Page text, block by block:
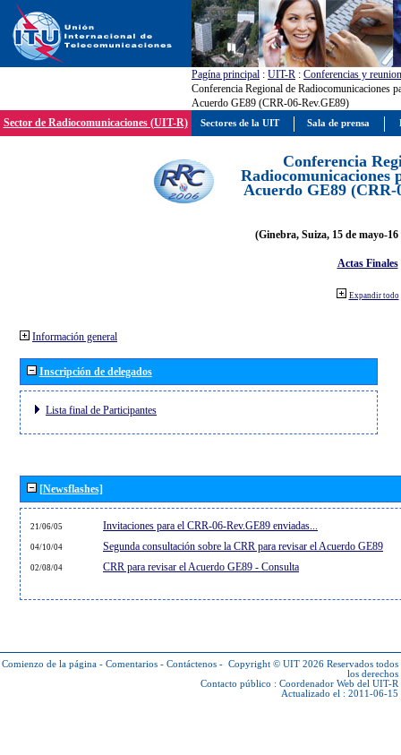
Pagína principal : UIT-R : Conferencias y
Conferencia Regional de Radiocomunicaciones
Acuerdo GE89 (CRR-06-Rev.GE89)
Sector de Radiocomunicaciones (UIT-R)
Conferencia
Radiocomunicaciones
Acuerdo GE89 (CRR-
(Ginebra, Suiza, 15 de mayo-
Actas Finales
Expandir todo
Información general
Inscripción de delegados
Lista final de Participantes
[Newsflashes]
21/06/05 Invitaciones para el CRR-06-Rev.GE89 enviadas...
04/10/04 Segunda consultación sobre la CRR para revisar el Acuerdo GE89
02/08/04 CRR para revisar el Acuerdo GE89 - Consulta
Comienzo de la página - Comentarios - Contáctenos - Copyright © UIT 2026 Reservados todos
los derechos
Contacto público : Coordenador Web del UIT-R
Actualizado el : 2011-06-15
Sectores de la UIT Sala de prensa